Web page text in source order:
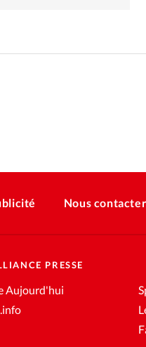
Nous contacter
PRESSE
Aujourd'hui